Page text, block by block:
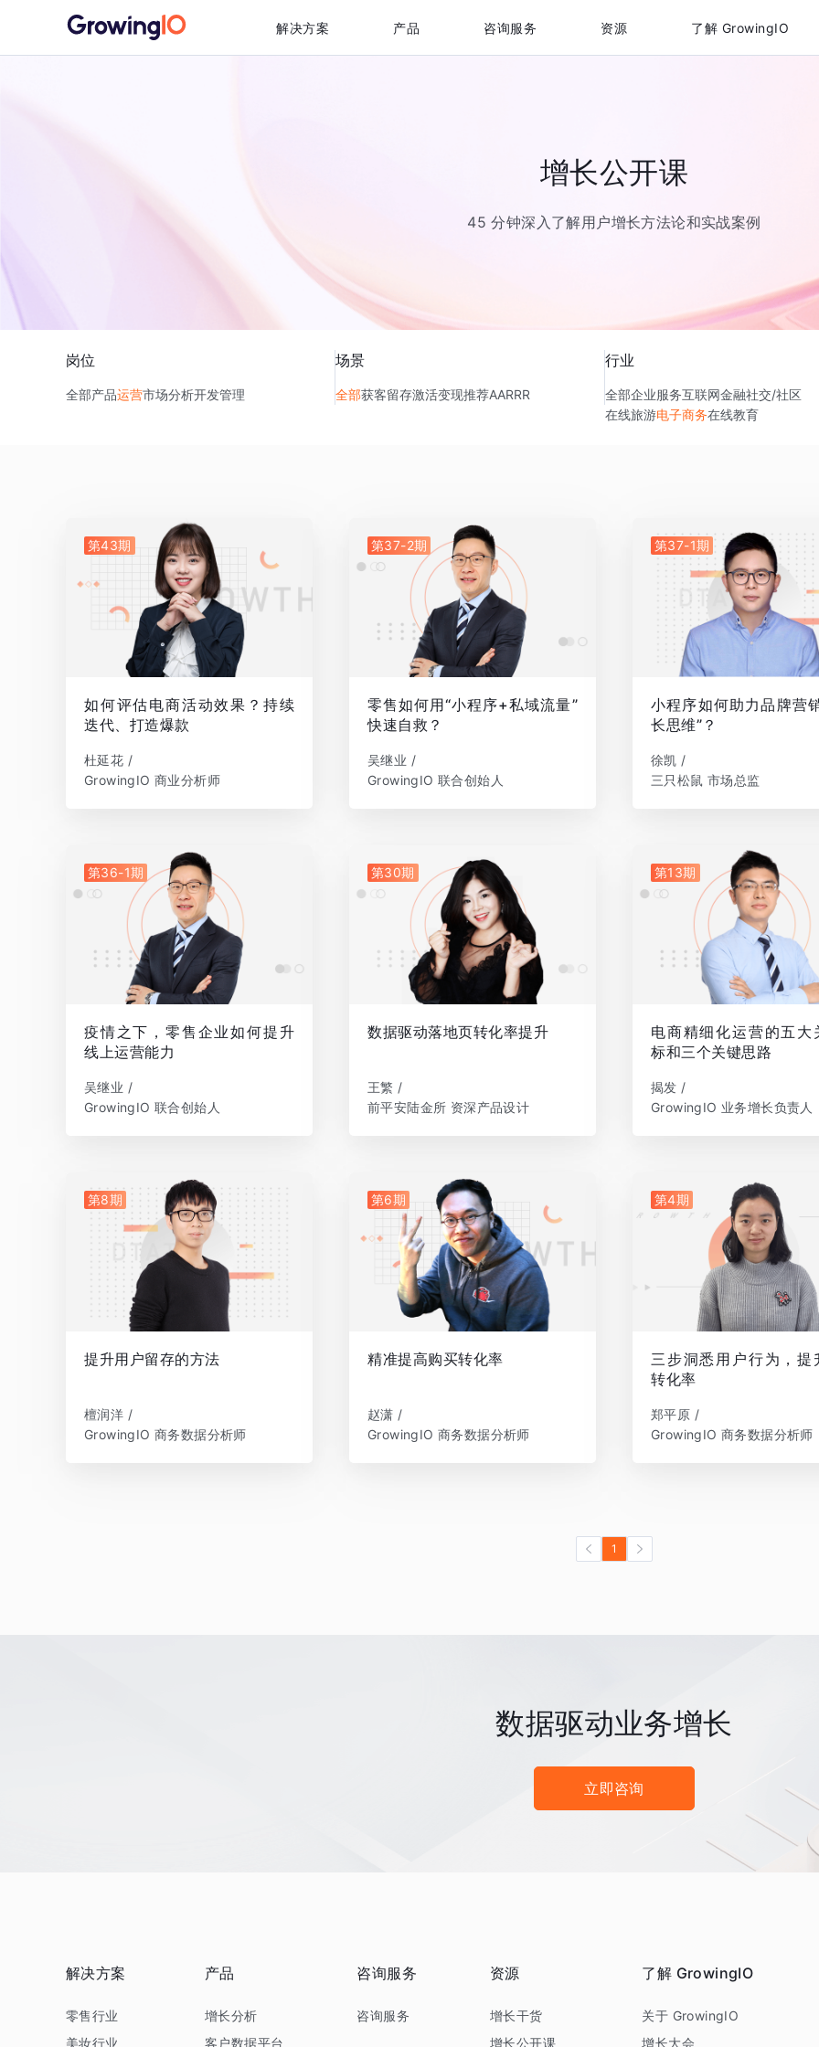
解决方案 产品 咨询服务 资源 了解 GrowingIO
增长公开课
45 分钟深入了解用户增长方法论和实战案例
岗位
全部产品运营市场分析开发管理
场景
全部获客留存激活变现推荐AARRR
行业
全部企业服务互联网金融社交/社区
在线旅游电子商务在线教育
第43期
如何评估电商活动效果？持续
迭代、打造爆款
杜延花 /
GrowingIO 商业分析师
第37-2期
零售如何用“小程序+私域流量”
快速自救？
吴继业 /
GrowingIO 联合创始人
第37-1期
小程序如何助力品牌营
长思维”？
徐凯 /
三只松鼠 市场总监
第36-1期
疫情之下，零售企业如何提升
线上运营能力
吴继业 /
GrowingIO 联合创始人
第30期
数据驱动落地页转化率提升
王繁 /
前平安陆金所 资深产品设计
第13期
电商精细化运营的五大
标和三个关键思路
揭发 /
GrowingIO 业务增长负责人
第8期
提升用户留存的方法
檀润洋 /
GrowingIO 商务数据分析师
第6期
精准提高购买转化率
赵潇 /
GrowingIO 商务数据分析师
第4期
三步洞悉用户行为，提
转化率
郑平原 /
GrowingIO 商务数据分析师
1
数据驱动业务增长
立即咨询
解决方案
零售行业
美妆行业
产品
增长分析
客户数据平台
咨询服务
咨询服务
资源
增长干货
增长公开课
了解 GrowingIO
关于 GrowingIO
增长大会